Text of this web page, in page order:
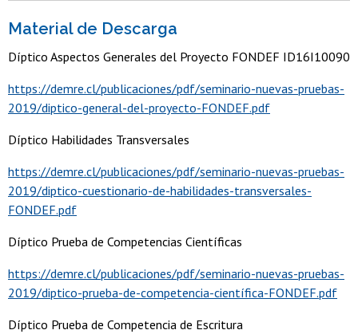
Material de Descarga
Díptico Aspectos Generales del Proyecto FONDEF ID16I10090
https://demre.cl/publicaciones/pdf/seminario-nuevas-pruebas-
2019/diptico-general-del-proyecto-FONDEF.pdf
Díptico Habilidades Transversales
https://demre.cl/publicaciones/pdf/seminario-nuevas-pruebas-
2019/diptico-cuestionario-de-habilidades-transversales-
FONDEF.pdf
Díptico Prueba de Competencias Científicas
https://demre.cl/publicaciones/pdf/seminario-nuevas-pruebas-
2019/diptico-prueba-de-competencia-científica-FONDEF.pdf
Díptico Prueba de Competencia de Escritura